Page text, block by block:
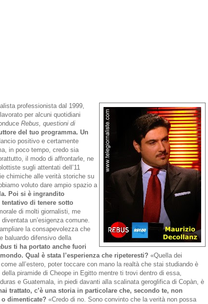
professionista dal 1999,
per alcuni quotidiani
Rebus, questioni di
del tuo programma. Un
positivo e certamente
in poco tempo, credo sia
il modo di affrontarle, ne
sugli attentati dell’11
chimiche alle verità storiche su
voluto dare ampio spazio a
Poi si è ingrandito
di tenere sotto
di molti giornalisti, me
un’esigenza comune.
la consapevolezza che
baluardo difensivo della
ti ha portato anche fuori
Qual è stata l’esperienza che ripeteresti? «Quella dei
all’estero, poter toccare con mano la realtà che stai studiando è
piramide di Cheope in Egitto mentre ti trovi dentro di essa,
e Guatemala, in piedi davanti alla scalinata geroglifica di Copàn, è
trattato, c’è una storia in particolare che, secondo te, non
dimenticate? «Credo di no. Sono convinto che la verità non possa